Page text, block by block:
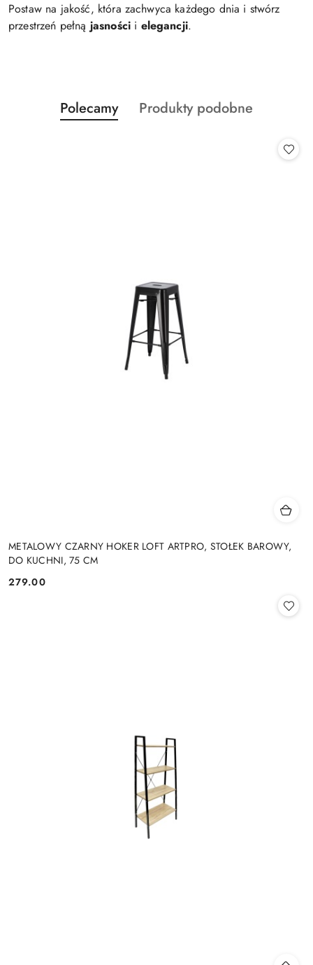
Postaw na jakość, która zachwyca każdego dnia i stwórz
przestrzeń pełną jasności i elegancji.
Pomiń karuzelę produktów
Produkty
o
Polecamy
Produkty
Produkty podobne
METALOWY CZARNY HOKER LOFT ARTPRO, STOŁEK BAROWY,
DO KUCHNI, 75 CM
Cena:
279.00